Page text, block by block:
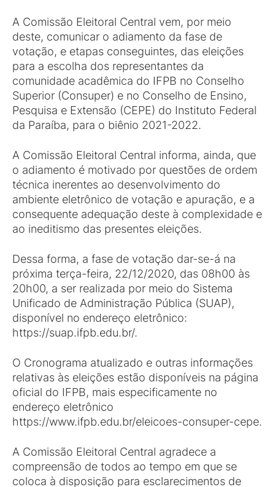
A Comissão Eleitoral Central vem, por meio
deste, comunicar o adiamento da fase de
votação, e etapas conseguintes, das eleições
para a escolha dos representantes da
comunidade acadêmica do IFPB no Conselho
Superior (Consuper) e no Conselho de Ensino,
Pesquisa e Extensão (CEPE) do Instituto Federal
da Paraíba, para o biênio 2021-2022.
A Comissão Eleitoral Central informa, ainda, que
o adiamento é motivado por questões de ordem
técnica inerentes ao desenvolvimento do
ambiente eletrônico de votação e apuração, e a
consequente adequação deste à complexidade e
ao ineditismo das presentes eleições.
Dessa forma, a fase de votação dar-se-á na
próxima terça-feira, 22/12/2020, das 08h00 às
20h00, a ser realizada por meio do Sistema
Unificado de Administração Pública (SUAP),
disponível no endereço eletrônico:
https://suap.ifpb.edu.br/.
O Cronograma atualizado e outras informações
relativas às eleições estão disponíveis na página
oficial do IFPB, mais especificamente no
endereço eletrônico
https://www.ifpb.edu.br/eleicoes-consuper-cepe.
A Comissão Eleitoral Central agradece a
compreensão de todos ao tempo em que se
coloca à disposição para esclarecimentos de